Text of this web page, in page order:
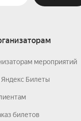
мероприятий
Билеты
билетов